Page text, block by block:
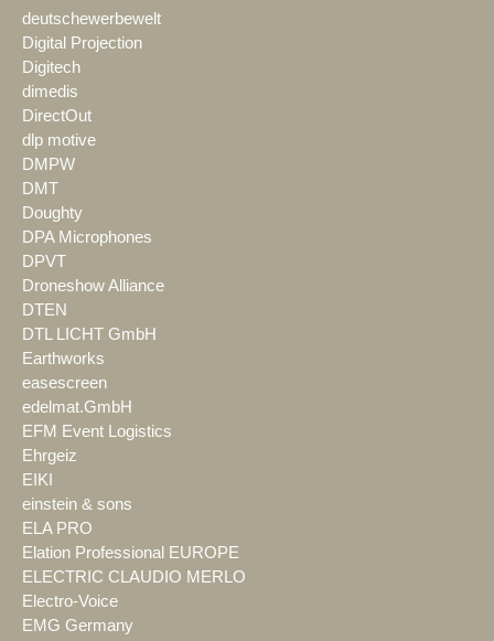
deutschewerbewelt
Digital Projection
Digitech
dimedis
DirectOut
dlp motive
DMPW
DMT
Doughty
DPA Microphones
DPVT
Droneshow Alliance
DTEN
DTL LICHT GmbH
Earthworks
easescreen
edelmat.GmbH
EFM Event Logistics
Ehrgeiz
EIKI
einstein & sons
ELA PRO
Elation Professional EUROPE
ELECTRIC CLAUDIO MERLO
Electro-Voice
EMG Germany